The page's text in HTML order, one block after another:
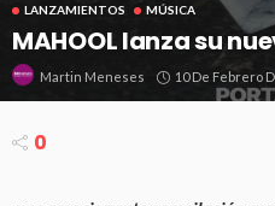
LANZAMIENTOS MÚSICA
MAHOOL lanza su
Martin Meneses 10 De Febrero
0